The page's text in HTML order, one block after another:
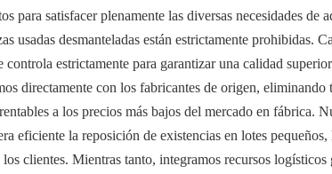
para satisfacer plenamente las diversas necesidades
usadas desmanteladas están estrictamente
estrictamente para garantizar una calidad
directamente con los fabricantes de origen,
a los precios más bajos del mercado en fábrica.
eficiente la reposición de existencias en lotes
clientes. Mientras tanto, integramos recursos